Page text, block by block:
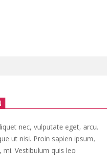
nec, vulputate eget, arcu.
ut nisi. Proin sapien ipsum,
Vestibulum quis leo